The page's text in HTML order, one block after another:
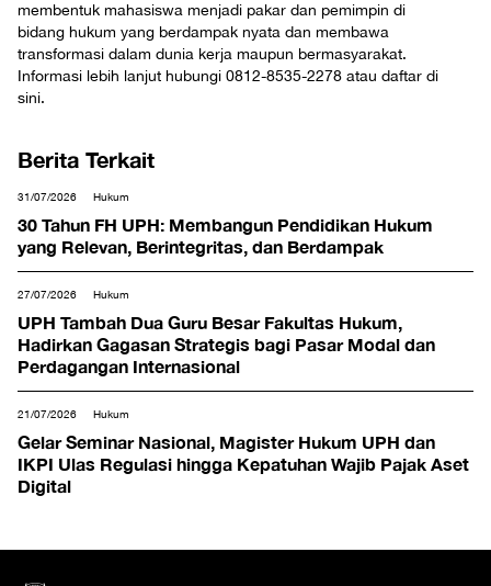
membentuk mahasiswa menjadi pakar dan pemimpin di
bidang hukum yang berdampak nyata dan membawa
transformasi dalam dunia kerja maupun bermasyarakat.
Informasi lebih lanjut hubungi 0812-8535-2278 atau daftar di
sini.
Berita Terkait
31/07/2026 Hukum
30 Tahun FH UPH: Membangun Pendidikan Hukum
yang Relevan, Berintegritas, dan Berdampak
27/07/2026 Hukum
UPH Tambah Dua Guru Besar Fakultas Hukum,
Hadirkan Gagasan Strategis bagi Pasar Modal dan
Perdagangan Internasional
21/07/2026 Hukum
Gelar Seminar Nasional, Magister Hukum UPH dan
IKPI Ulas Regulasi hingga Kepatuhan Wajib Pajak Aset
Digital